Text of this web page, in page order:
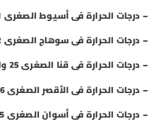
– درجات الحرارة فى أسيوط الصغرى 21 والعظمى 34
– درجات الحرارة فى سوهاج الصغرى 22 والعظمى 40
– درجات الحرارة فى قنا الصغرى 25 والعظمى 41
– درجات الحرارة فى الأقصر الصغرى 26 والعظمى 40
– درجات الحرارة فى أسوان الصغرى 25 والعظمى 41